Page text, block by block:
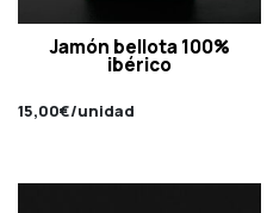
Jamón bellota 100%
ibérico
15,00€/unidad